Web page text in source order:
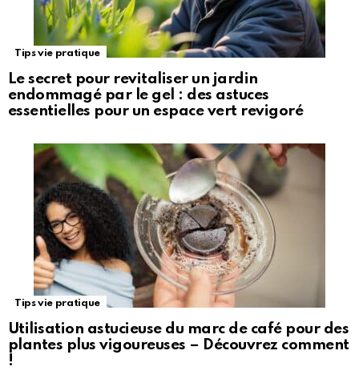
Tips vie pratique
Le secret pour revitaliser un jardin
endommagé par le gel : des astuces
essentielles pour un espace vert revigoré
Tips vie pratique
Utilisation astucieuse du marc de café pour des
plantes plus vigoureuses – Découvrez comment
!